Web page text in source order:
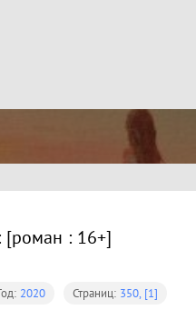
[роман : 16+]
2020 Страниц: 350, [1]